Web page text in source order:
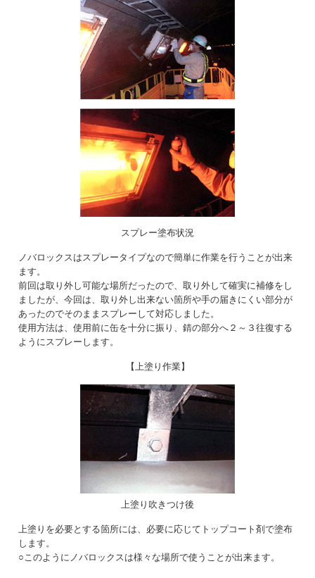
スプレー塗布状況
ノバロックスはスプレータイプなので簡単に作業を行うことが出来
ます。
前回は取り外し可能な場所だったので、取り外して確実に補修をし
ましたが、今回は、取り外し出来ない箇所や手の届きにくい部分が
あったのでそのままスプレーして対応しました。
使用方法は、使用前に缶を十分に振り、錆の部分へ２～３往復する
ようにスプレーします。
【上塗り作業】
上塗り吹きつけ後
上塗りを必要とする箇所には、必要に応じてトップコート剤で塗布
します。
○このようにノバロックスは様々な場所で使うことが出来ます。